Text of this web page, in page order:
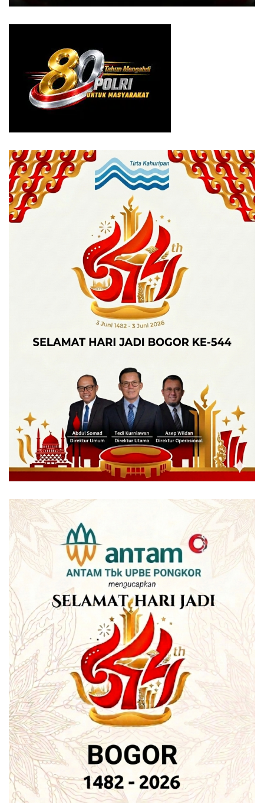
Kabupaten Bogor.
tabung 3 Kg atau tabung gas bersubsidi yang
peruntukannya untuk warga tak mampu,” katanya.
gas 3 kg gas bersubsidi